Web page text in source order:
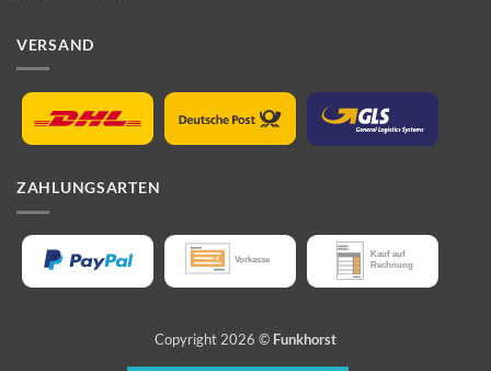
VERSAND
ZAHLUNGSARTEN
Copyright 2026 © Funkhorst